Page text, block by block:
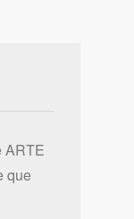
ARTE
que